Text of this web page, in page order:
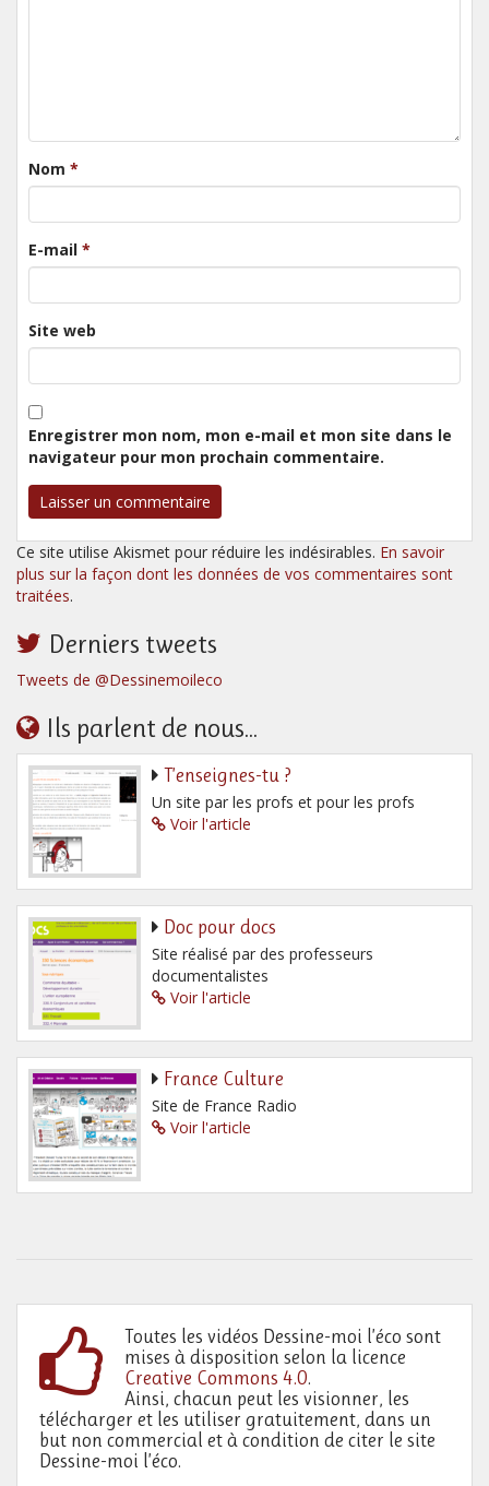
Nom *
E-mail *
Site web
Enregistrer mon nom, mon e-mail et mon site dans le
navigateur pour mon prochain commentaire.
Ce site utilise Akismet pour réduire les indésirables. En savoir
plus sur la façon dont les données de vos commentaires sont
traitées.
Derniers tweets
Tweets de @Dessinemoileco
Ils parlent de nous...
T’enseignes-tu ?
Un site par les profs et pour les profs
Voir l'article
Doc pour docs
Site réalisé par des professeurs
documentalistes
Voir l'article
France Culture
Site de France Radio
Voir l'article
Toutes les vidéos Dessine-moi l’éco sont
mises à disposition selon la licence
Creative Commons 4.0.
Ainsi, chacun peut les visionner, les
télécharger et les utiliser gratuitement, dans un
but non commercial et à condition de citer le site
Dessine-moi l’éco.